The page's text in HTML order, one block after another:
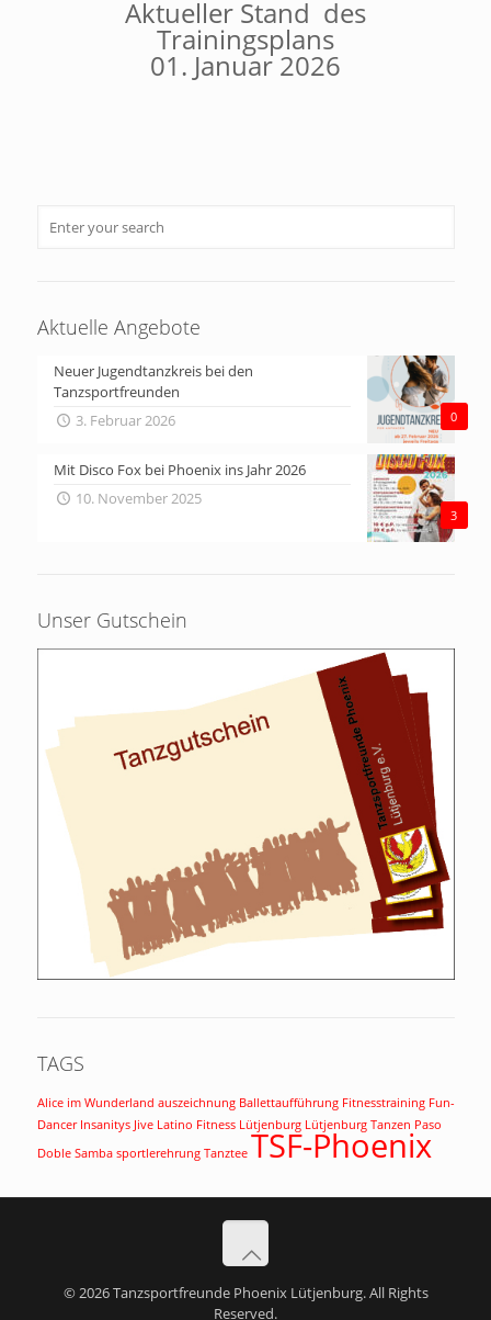
Aktueller Stand des
Trainingsplans
01. Januar 2026
Aktuelle Angebote
0
Neuer Jugendtanzkreis bei den
Tanzsportfreunden
3. Februar 2026
3
Mit Disco Fox bei Phoenix ins Jahr 2026
10. November 2025
Unser Gutschein
TAGS
Alice im Wunderland auszeichnung Ballettaufführung Fitnesstraining Fun-
Dancer Insanitys Jive Latino Fitness Lütjenburg Lütjenburg Tanzen Paso
Doble Samba sportlerehrung Tanztee TSF-Phoenix
© 2026 Tanzsportfreunde Phoenix Lütjenburg. All Rights
Reserved.